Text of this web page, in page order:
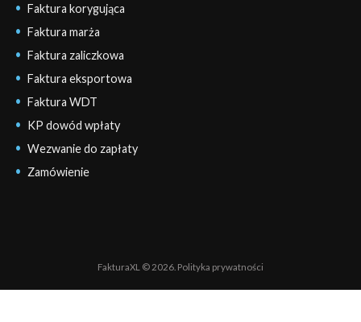
Faktura korygująca
Faktura marża
Faktura zaliczkowa
Faktura eksportowa
Faktura WDT
KP dowód wpłaty
Wezwanie do zapłaty
Zamówienie
FakturaXL © 2026. Polityka prywatności